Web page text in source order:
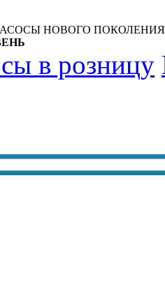
НОВОГО
в розницу